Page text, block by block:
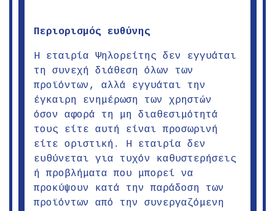
Περιορισμός ευθύνης
Η εταιρία Ψηλορείτης δεν εγγυάται
τη συνεχή διάθεση όλων των
προϊόντων, αλλά εγγυάται την
έγκαιρη ενημέρωση των χρηστών
όσον αφορά τη μη διαθεσιμότητά
τους είτε αυτή είναι προσωρινή
είτε οριστική. Η εταιρία δεν
ευθύνεται για τυχόν καθυστερήσεις
ή προβλήματα που μπορεί να
προκύψουν κατά την παράδοση των
προϊόντων από την συνεργαζόμενη